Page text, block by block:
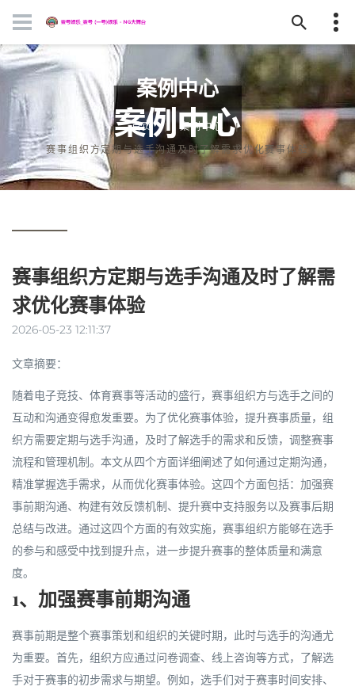
案例中心
首页
案例中心
赛事组织方定期与选手沟通及时了解需求优化赛事体验
赛事组织方定期与选手沟通及时了解需
求优化赛事体验
2026-05-23 12:11:37
文章摘要：
随着电子竞技、体育赛事等活动的盛行，赛事组织方与选手之间的
互动和沟通变得愈发重要。为了优化赛事体验，提升赛事质量，组
织方需要定期与选手沟通，及时了解选手的需求和反馈，调整赛事
流程和管理机制。本文从四个方面详细阐述了如何通过定期沟通，
精准掌握选手需求，从而优化赛事体验。这四个方面包括：加强赛
事前期沟通、构建有效反馈机制、提升赛中支持服务以及赛事后期
总结与改进。通过这四个方面的有效实施，赛事组织方能够在选手
的参与和感受中找到提升点，进一步提升赛事的整体质量和满意
度。
1、加强赛事前期沟通
赛事前期是整个赛事策划和组织的关键时期，此时与选手的沟通尤
为重要。首先，组织方应通过问卷调查、线上咨询等方式，了解选
手对于赛事的初步需求与期望。例如，选手们对于赛事时间安排、